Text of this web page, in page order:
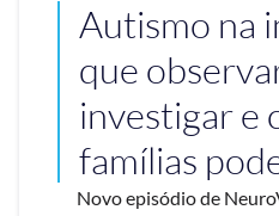
Autismo na
que
investigar e
famílias
Novo episódio de